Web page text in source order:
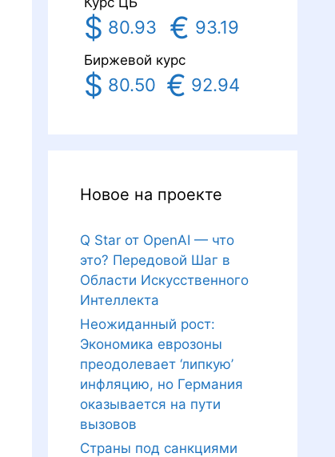
$ 80.93 € 93.19
Биржевой курс
$ 80.50 € 92.94
Новое на проекте
Q Star от OpenAI — что
это? Передовой Шаг в
Области Искусственного
Интеллекта
Неожиданный рост:
Экономика еврозоны
преодолевает ‘липкую’
инфляцию, но Германия
оказывается на пути
вызовов
Страны под санкциями